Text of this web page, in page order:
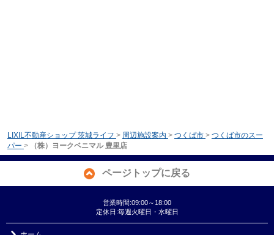
LIXIL不動産ショップ 茨城ライフ > 周辺施設案内 > つくば市 > つくば市のスー
パー > （株）ヨークベニマル 豊里店
ページトップに戻る
営業時間:09:00～18:00
定休日:毎週火曜日・水曜日